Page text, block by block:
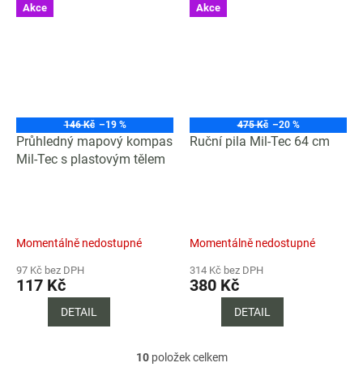
Akce
146 Kč –19 %
Průhledný mapový kompas
Mil-Tec s plastovým tělem
Momentálně nedostupné
97 Kč bez DPH
117 Kč
DETAIL
Akce
475 Kč –20 %
Ruční pila Mil-Tec 64 cm
Momentálně nedostupné
314 Kč bez DPH
380 Kč
DETAIL
10položek celkem